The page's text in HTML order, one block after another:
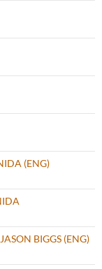
(ENG)
BIGGS (ENG)